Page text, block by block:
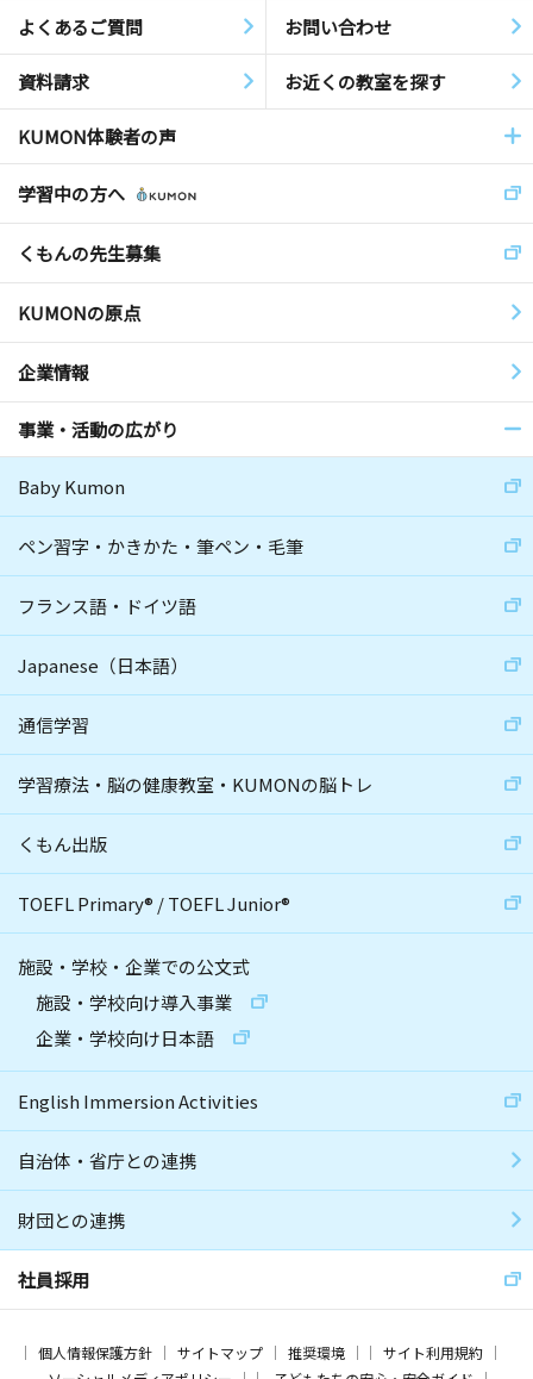
よくあるご質問 お問い合わせ
資料請求 お近くの教室を探す
KUMON体験者の声
学習中の方へ
くもんの先生募集
KUMONの原点
企業情報
事業・活動の広がり
Baby Kumon
ペン習字・かきかた・筆ペン・毛筆
フランス語・ドイツ語
Japanese（日本語）
通信学習
学習療法・脳の健康教室・KUMONの脳トレ
くもん出版
TOEFL Primary® /TOEFL Junior®
施設・学校・企業での公文式
施設・学校向け導入事業
企業・学校向け日本語
English Immersion Activities
自治体・省庁との連携
財団との連携
社員採用
個人情報保護方針 サイトマップ 推奨環境
サイト利用規約